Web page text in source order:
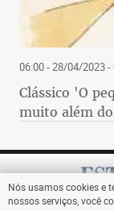
06:00 - 28/04/2023-
Clássico 'O
muito além
Nós usamos cookies e
nossos serviços, você